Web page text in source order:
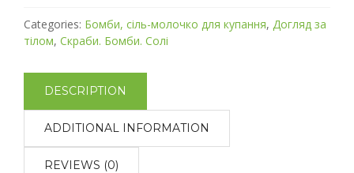
Categories: Бомби, сіль-молочко для купання, Догляд за
тілом, Скраби. Бомби. Солі
DESCRIPTION
ADDITIONAL INFORMATION
REVIEWS (0)